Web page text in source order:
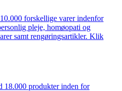
forskellige varer indenfor
pleje, homøopati og
samt rengøringsartikler. Klik
18.000 produkter inden for